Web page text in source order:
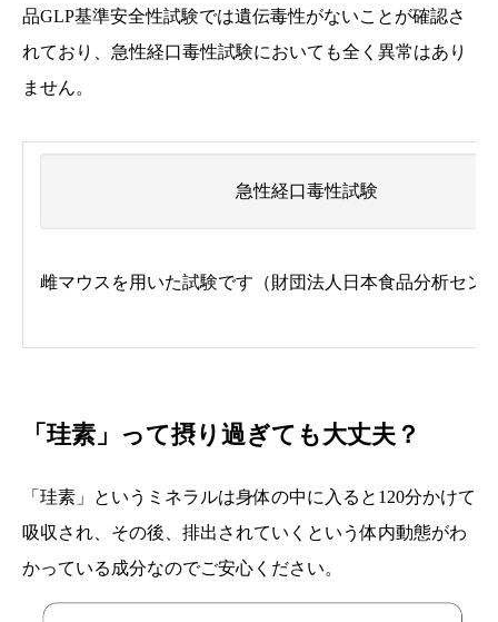
品GLP基準安全性試験では遺伝毒性がないことが確認さ
れており、急性経口毒性試験においても全く異常はあり
ません。
急性経口毒性試験
雌マウスを用いた試験です（財団法人日本食品分析セン
「珪素」って摂り過ぎても大丈夫？
「珪素」というミネラルは身体の中に入ると120分かけて
吸収され、その後、排出されていくという体内動態がわ
かっている成分なのでご安心ください。